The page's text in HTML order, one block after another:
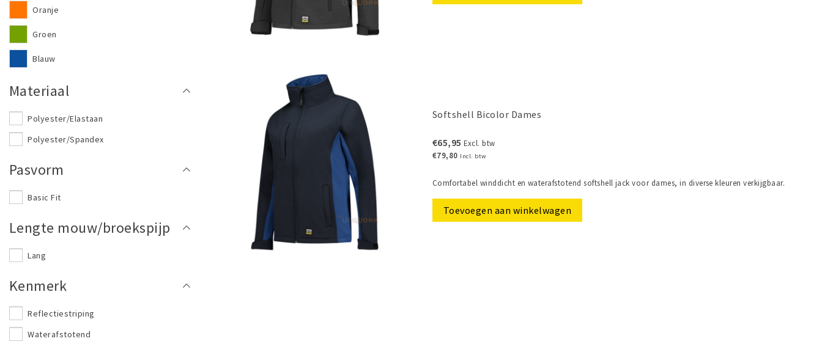
Oranje
Groen
Blauw
Materiaal
Polyester/Elastaan
Polyester/Spandex
Pasvorm
Basic Fit
Lengte mouw/broekspijp
Lang
Kenmerk
Reflectiestriping
Waterafstotend
Softshell Bicolor Dames
€65,95 Excl. btw
€79,80 Incl. btw
Comfortabel winddicht en waterafstotend softshell jack voor dames, in diverse kleuren verkijgbaar.
Toevoegen aan winkelwagen